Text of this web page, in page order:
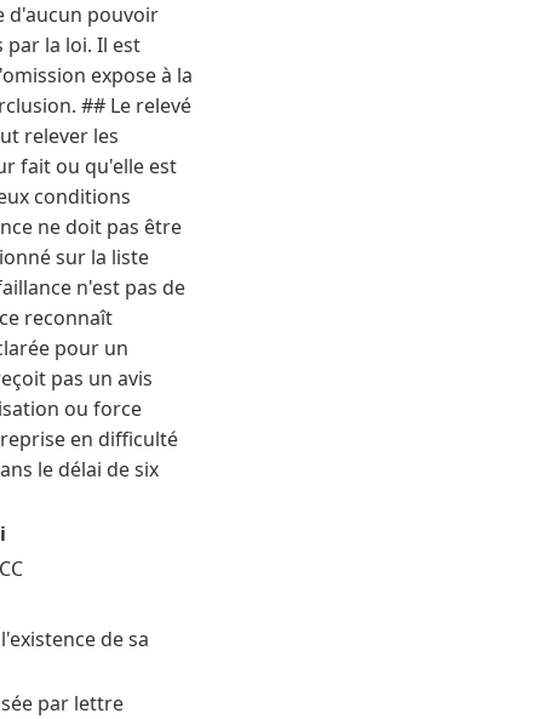
d'aucun pouvoir
la loi. Il est
expose à la
## Le relevé
relever les
fait ou qu'elle est
conditions
ne doit pas être
sur la liste
n'est pas de
reconnaît
pour un
pas un avis
ou force
en difficulté
le délai de six
de sa
par lettre